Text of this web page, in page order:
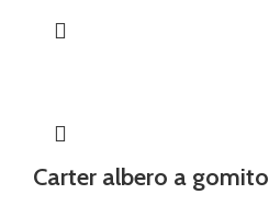
Carter albero a gomito